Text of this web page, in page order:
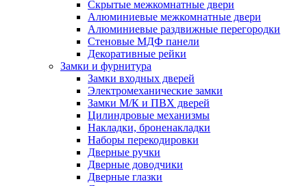
Скрытые межкомнатные двери
Алюминиевые межкомнатные двери
Алюминиевые раздвижные перегородки
Стеновые МДФ панели
Декоративные рейки
Замки и фурнитура
Замки входных дверей
Электромеханические замки
Замки М/К и ПВХ дверей
Цилиндровые механизмы
Накладки, броненакладки
Наборы перекодировки
Дверные ручки
Дверные доводчики
Дверные глазки